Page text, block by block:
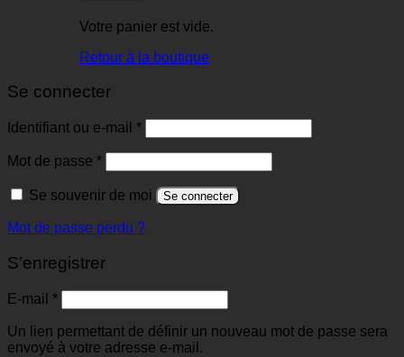
Votre panier est vide.
Retour à la boutique
Se connecter
Identifiant ou e-mail *
Mot de passe *
Se souvenir de moi Se connecter
Mot de passe perdu ?
S’enregistrer
E-mail *
Un lien permettant de définir un nouveau mot de passe sera
envoyé à votre adresse e-mail.